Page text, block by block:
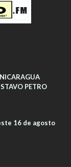
PETRO
16 de agosto